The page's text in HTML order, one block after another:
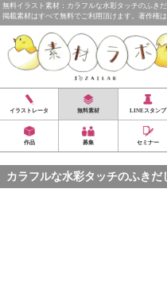
無料イラスト素材：カラフルな水彩タッチのふき
掲載素材はすべて無料でご利用頂けます。著作権
イラストレータ 無料素材 LINEスタンプ
作品 募集 セミナー
カラフルな水彩タッチのふきだ